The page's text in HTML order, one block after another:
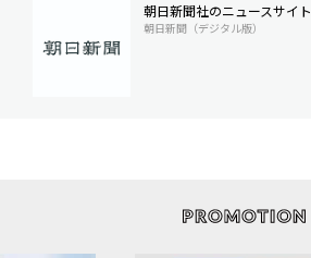
朝日新聞社のニュースサイト
朝日新聞（デジタル版）